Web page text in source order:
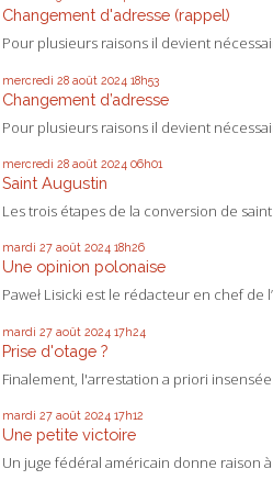
Changement d'adresse (rappel)
Pour plusieurs raisons il devient
mercredi 28 août 2024 18h53
Changement d’adresse
Pour plusieurs raisons il devient
mercredi 28 août 2024 06h01
Saint Augustin
Les trois étapes de la conversion de saint
mardi 27 août 2024 18h26
Une opinion polonaise
Paweł Lisicki est le rédacteur en chef de
mardi 27 août 2024 17h24
Prise d'otage ?
Finalement, l'arrestation a priori insensée
mardi 27 août 2024 17h12
Une petite victoire
Un juge fédéral américain donne raison